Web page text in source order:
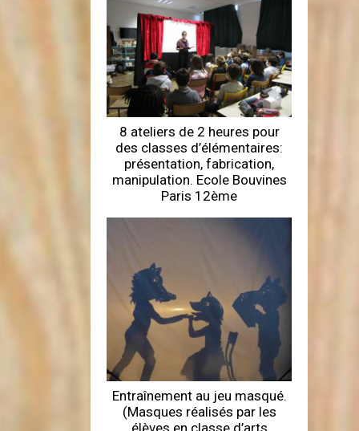
8 ateliers de 2 heures pour
des classes d’élémentaires:
présentation, fabrication,
manipulation. Ecole Bouvines
Paris 12ème
Entraînement au jeu masqué.
(Masques réalisés par les